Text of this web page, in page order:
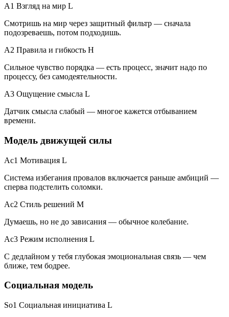
A1 Взгляд на мир L
Смотришь на мир через защитный фильтр — сначала
подозреваешь, потом подходишь.
A2 Правила и гибкость H
Сильное чувство порядка — есть процесс, значит надо по
процессу, без самодеятельности.
A3 Ощущение смысла L
Датчик смысла слабый — многое кажется отбыванием
времени.
Модель движущей силы
Ac1 Мотивация L
Система избегания провалов включается раньше амбиций —
сперва подстелить соломки.
Ac2 Стиль решений M
Думаешь, но не до зависания — обычное колебание.
Ac3 Режим исполнения L
С дедлайном у тебя глубокая эмоциональная связь — чем
ближе, тем бодрее.
Социальная модель
So1 Социальная инициатива L